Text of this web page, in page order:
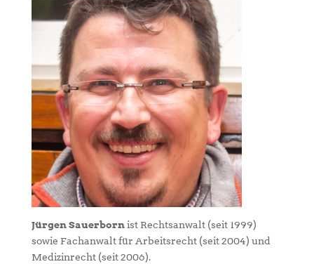
Jürgen Sauerbornist Rechtsanwalt (seit 1999)
sowie Fachanwalt für Arbeitsrecht (seit 2004) und
Medizinrecht (seit 2006).